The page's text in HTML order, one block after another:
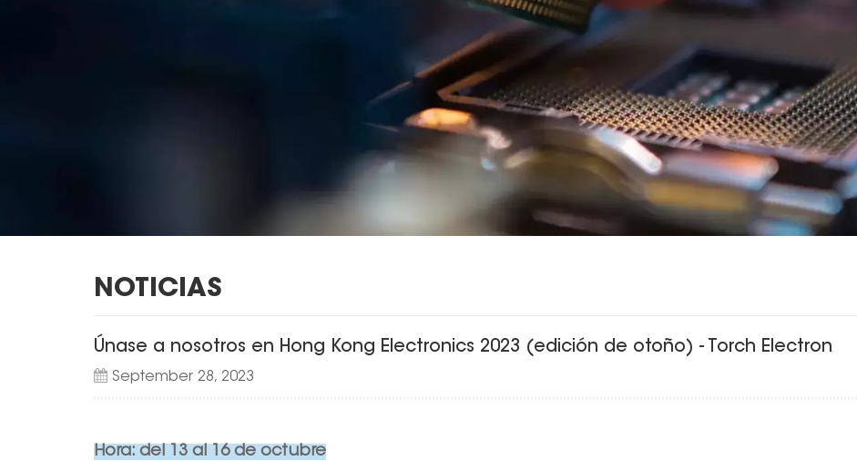
NOTICIAS
Únase a nosotros en Hong Kong Electronics 2023 (edición de otoño) - Torch Electron
September 28, 2023
Hora: del 13 al 16 de octubre